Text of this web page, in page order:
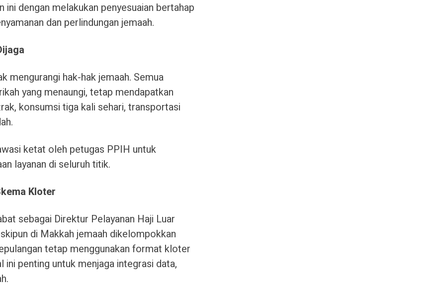
ini dengan melakukan penyesuaian bertahap
dan perlindungan jemaah.
mengurangi hak-hak jemaah. Semua
yang menaungi, tetap mendapatkan
konsumsi tiga kali sehari, transportasi
ketat oleh petugas PPIH untuk
layanan di seluruh titik.
Kloter
sebagai Direktur Pelayanan Haji Luar
di Makkah jemaah dikelompokkan
tetap menggunakan format kloter
penting untuk menjaga integrasi data,